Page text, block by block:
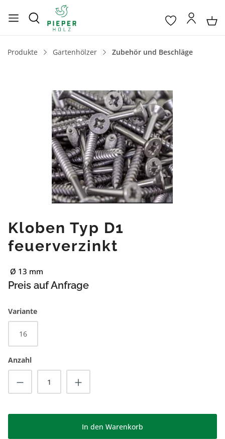
Produkte Gartenhölzer Zubehör und Beschläge
Bildergalerie überspringen
Kloben Typ D1
feuerverzinkt
Ø 13 mm
Preis auf Anfrage
Varianteauswählen
16
Anzahl
Produkt Anzahl: Gib den gewünschten
In den Warenkorb